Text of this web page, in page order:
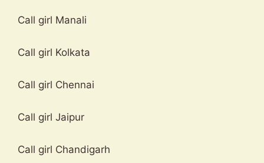
Call girl Manali
Call girl Kolkata
Call girl Chennai
Call girl Jaipur
Call girl Chandigarh